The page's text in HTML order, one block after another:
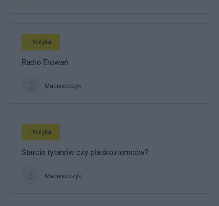
Polityka
Radio Erewań
Maciaszczyk
Polityka
Starcie tytanów czy płaskoziemców?
Maciaszczyk